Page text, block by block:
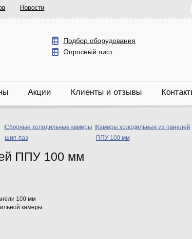
Новости
Подбор оборудования
Опросный лист
Акции Клиенты и отзывы
Сборные холодильные камеры
шип-паз
Камеры холодильные из панелей
ППУ 100 мм
ППУ 100 мм
100 мм
камеры: